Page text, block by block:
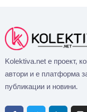
Kolektiva.net е проект,
автори и е платформа
публикации и новини.